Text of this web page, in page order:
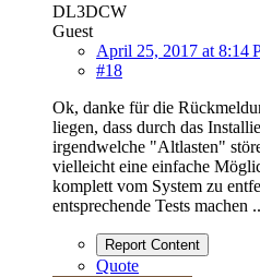
DL3DCW
Guest
April 25, 2017 at 8:14
#18
Ok, danke für die
liegen, dass durch das
irgendwelche "Altlasten"
vielleicht eine einfache
komplett vom System zu
entsprechende Tests machen
Report Content
Quote